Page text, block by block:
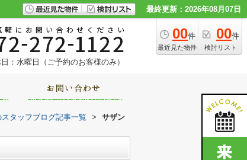
最終更新：2026年08月07日
00件
最近見た物件
00件
検討リスト
：水曜日（ご予約のお客様のみ）
タッフブログ記事一覧 >
サザン